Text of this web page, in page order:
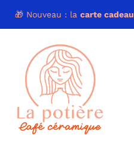
Skip
🎁 Nouveau : la carte cadeau
Réservation